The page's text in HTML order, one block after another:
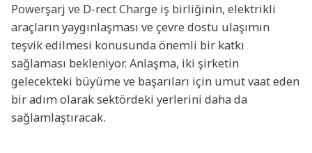
Powerşarj ve D-rect Charge iş birliğinin, elektrikli
araçların yaygınlaşması ve çevre dostu ulaşımın
teşvik edilmesi konusunda önemli bir katkı
sağlaması bekleniyor. Anlaşma, iki şirketin
gelecekteki büyüme ve başarıları için umut vaat eden
bir adım olarak sektördeki yerlerini daha da
sağlamlaştıracak.